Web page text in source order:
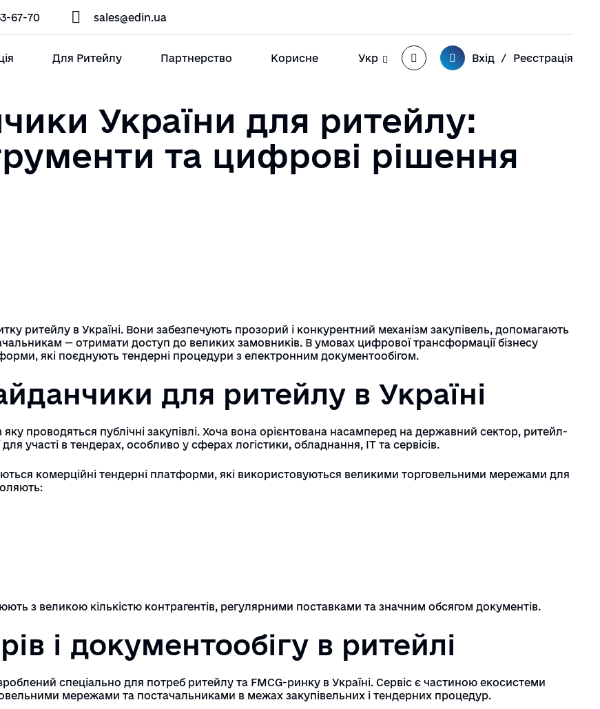
67-70 sales@edin.ua
Для Ритейлу Партнерство
Продуктово-
технологічне
партнерство
Маркетингове
партнерство
Корисне
Блог EDIN
Новини – оновлення та
події
Контакти
Довідник торгівельних
мереж
Отримати електронний
Укр
Search
Вхід / Реєстрація
України для ритейлу:
та цифрові рішення
ритейлу в Україні. Вони забезпечують прозорий і конкурентний механізм закупівель, допомагають
— отримати доступ до великих замовників. В умовах цифрової трансформації бізнесу
які поєднують тендерні процедури з електронним документообігом.
для ритейлу в Україні
проводяться публічні закупівлі. Хоча вона орієнтована насамперед на державний сектор, ритейл-
участі в тендерах, особливо у сферах логістики, обладнання, ІТ та сервісів.
комерційні тендерні платформи, які використовуються великими торговельними мережами для
з великою кількістю контрагентів, регулярними поставками та значним обсягом документів.
і документообігу в ритейлі
спеціально для потреб ритейлу та FMCG-ринку в Україні. Сервіс є частиною екосистеми
мережами та постачальниками в межах закупівельних і тендерних процедур.